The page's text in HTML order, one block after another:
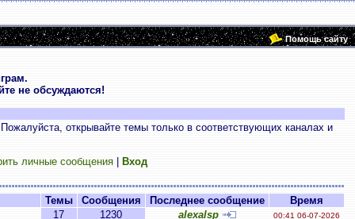
Помощь сайту
не обсуждаются!
открывайте темы только в соответствующих каналах и
личные сообщения| Вход
Темы Сообщения Последнее сообщение
Время
17
1230 alexalsp 00:41 06-07-2026